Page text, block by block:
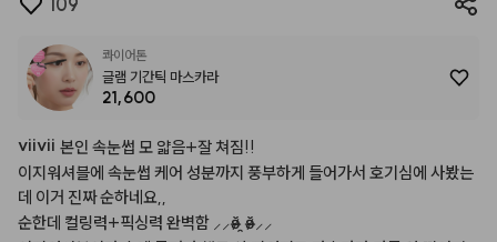
109
콰이어톤
글램 기간틱 마스카라
21,600
viivii 본인 속눈썹 모 얇음+잘 쳐짐!!
이지워셔블에 속눈썹 케어 성분까지 풍부하게 들어가서 호기심에 사봤는
데 이거 진짜순하네요,,
순한데 컬링력+픽싱력 완벽함 ⸝⸝ʚ̴̶̷̆ ̯ʚ̴̶̷̆⸝⸝